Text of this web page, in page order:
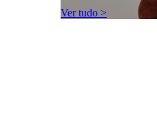
Ver tudo >